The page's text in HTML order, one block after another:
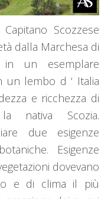
Scozzese
dalla Marchesa di
in un esemplare
un lembo d ‘ Italia
e ricchezza di
nativa Scozia.
due esigenze
Esigenze
dovevano
e di clima il più